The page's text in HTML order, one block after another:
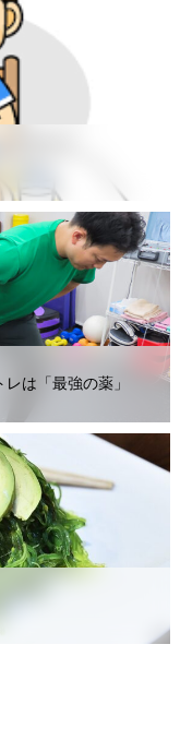
は「最強の薬」